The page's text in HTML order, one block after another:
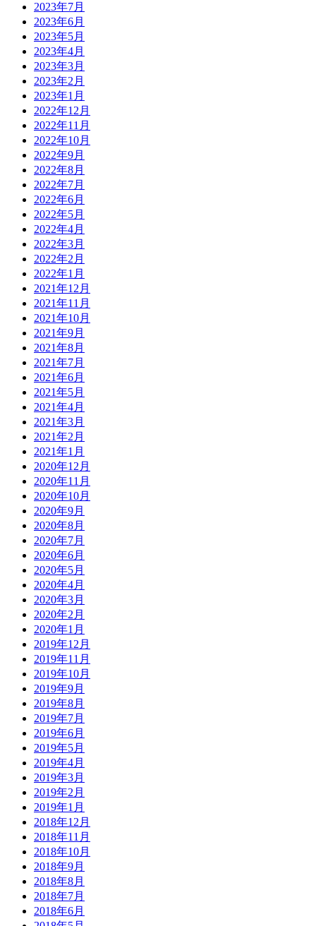
2023年7月
2023年6月
2023年5月
2023年4月
2023年3月
2023年2月
2023年1月
2022年12月
2022年11月
2022年10月
2022年9月
2022年8月
2022年7月
2022年6月
2022年5月
2022年4月
2022年3月
2022年2月
2022年1月
2021年12月
2021年11月
2021年10月
2021年9月
2021年8月
2021年7月
2021年6月
2021年5月
2021年4月
2021年3月
2021年2月
2021年1月
2020年12月
2020年11月
2020年10月
2020年9月
2020年8月
2020年7月
2020年6月
2020年5月
2020年4月
2020年3月
2020年2月
2020年1月
2019年12月
2019年11月
2019年10月
2019年9月
2019年8月
2019年7月
2019年6月
2019年5月
2019年4月
2019年3月
2019年2月
2019年1月
2018年12月
2018年11月
2018年10月
2018年9月
2018年8月
2018年7月
2018年6月